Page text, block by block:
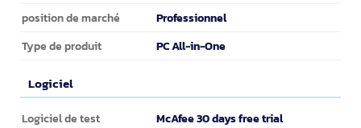
position de marché Professionnel
Type de produit PC All-in-One
Logiciel
Logiciel
Logiciel de test McAfee 30 days free trial